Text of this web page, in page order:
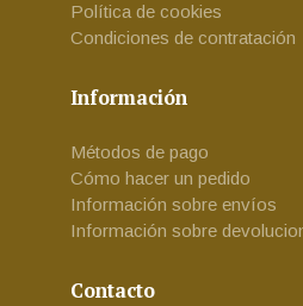
Política de cookies
Condiciones de contratación
Información
Métodos de pago
Cómo hacer un pedido
Información sobre envíos
Información sobre
Contacto